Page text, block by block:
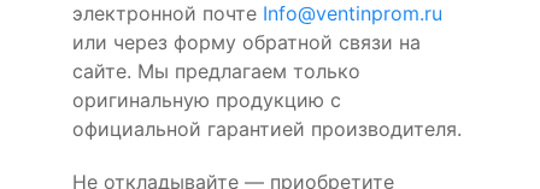
электронной почте Info@ventinprom.ru
или через форму обратной связи на
сайте. Мы предлагаем только
оригинальную продукцию с
официальной гарантией производителя.
Не откладывайте — приобретите